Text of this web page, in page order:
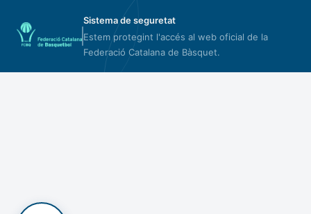
Sistema de seguretat
Estem protegint l'accés al web oficial de la
Federació Catalana de Bàsquet.